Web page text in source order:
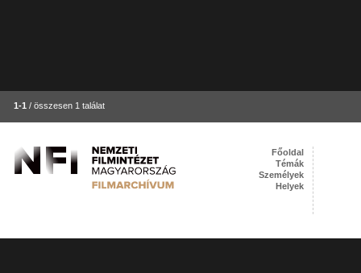
1-1 / összesen 1 találat
Főoldal
Témák
Személyek
Helyek